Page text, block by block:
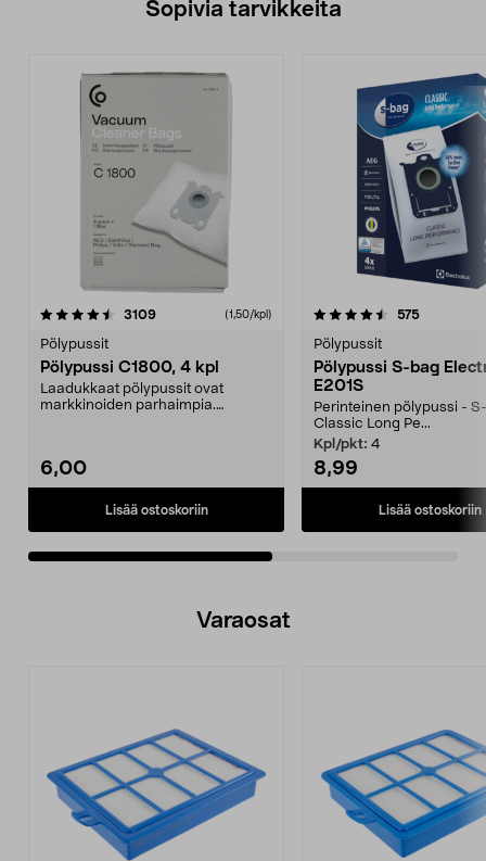
Sopivia tarvikkeita
3109arvostelut (1,50/kpl)
Pölypussit
Pölypussi C1800, 4 kpl
Laadukkaat pölypussit ovat
markkinoiden parhaimpia.
6,00
Lisää ostoskoriin
4.5viidestä
575arvostelut
Pölypussit
Pölypussi S-bag
E201S
Perinteinen pölypussi -
Classic Long Pe...
Kpl/pkt: 4
8,99
Lisää ostoskoriin
4.0viidestä
Varaosat